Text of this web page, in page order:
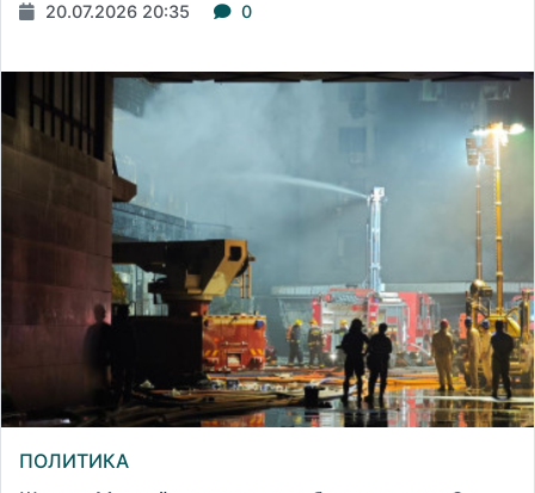
20.07.2026 20:35 0
ПОЛИТИКА